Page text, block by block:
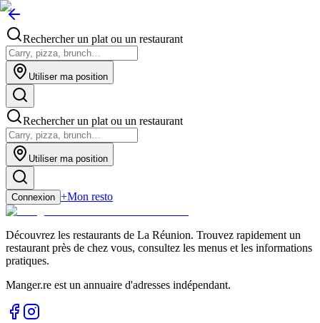
Rechercher un plat ou un restaurant
Utiliser ma position
Rechercher un plat ou un restaurant
Utiliser ma position
Connexion +Mon resto
Découvrez les restaurants de La Réunion. Trouvez rapidement un
restaurant près de chez vous, consultez les menus et les informations
pratiques.
Manger.re est un annuaire d'adresses indépendant.